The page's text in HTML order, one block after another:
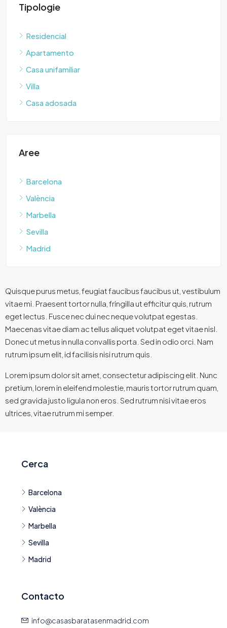
Tipologie
Residencial
Apartamento
Casa unifamiliar
Villa
Casa adosada
Aree
Barcelona
València
Marbella
Sevilla
Madrid
Quisque purus metus, feugiat faucibus faucibus ut, vestibulum
vitae mi. Praesent tortor nulla, fringilla ut efficitur quis, rutrum
eget lectus. Fusce nec dui nec neque volutpat egestas.
Maecenas vitae diam ac tellus aliquet volutpat eget vitae nisl.
Donec ut metus in nulla convallis porta. Sed in odio orci. Nam
rutrum ipsum elit, id facilisis nisi rutrum quis.
Lorem ipsum dolor sit amet, consectetur adipiscing elit. Nunc
pretium, lorem in eleifend molestie, mauris tortor rutrum quam,
sed gravida justo ligula non eros. Sed rutrum nisi vitae eros
ultrices, vitae rutrum mi semper.
Cerca
Barcelona
València
Marbella
Sevilla
Madrid
Contacto
info@casasbaratasenmadrid.com